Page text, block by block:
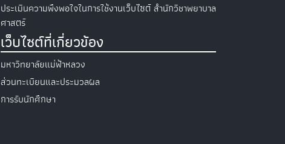
ประเมินความพึงพอใจในการใช้งานเว็บไซต์ สำนักวิชาพยาบาล
ศาสตร์
เว็บไซต์ที่เกี่ยวข้อง
มหาวิทยาลัยแม่ฟ้าหลวง
ส่วนทะเบียนและประมวลผล
การรับนักศึกษา